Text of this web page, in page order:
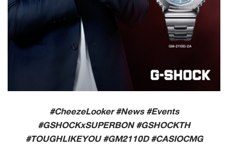
#CheezeLooker #News #Events
#GSHOCKxSUPERBON #GSHOCKTH
#TOUGHLIKEYOU #GM2110D #CASIOCMG